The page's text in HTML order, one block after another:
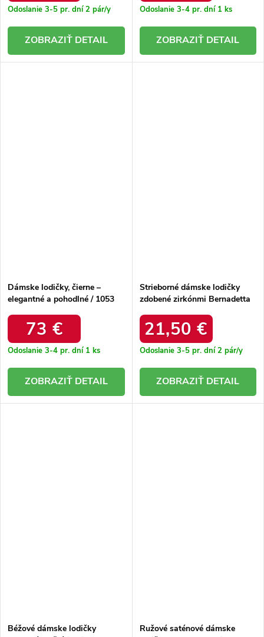
Odoslanie 3-5 pr. dní2 pár/y
DETAIL
Odoslanie 3-4 pr. dní 1 ks
DETAIL
Dámske lodičky, čierne –
elegantné a pohodlné / 1053
73 €
Odoslanie 3-4 pr. dní 1 ks
DETAIL
Strieborné dámske lodičky
zdobené zirkónmi Bernadetta
21,50 €
Odoslanie 3-5 pr. dní2 pár/y
DETAIL
Béžové dámske lodičky
Ružové saténové dámske